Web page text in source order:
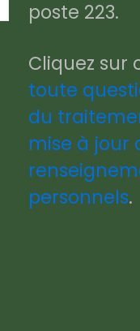
poste 223.
Cliquez sur
toute
du
mise à jour
personnels.